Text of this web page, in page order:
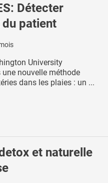
Détecter
patient
University
nouvelle méthode
dans les plaies : un ...
et naturelle